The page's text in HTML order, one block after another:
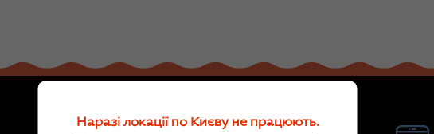
Наразі локації по Києву не працюють.